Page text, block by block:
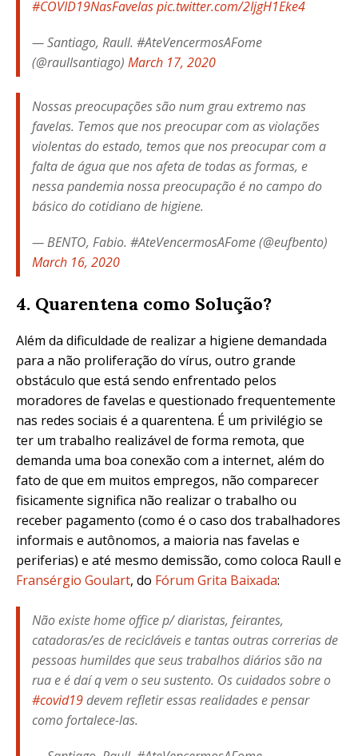
#COVID19NasFavelaspic.twitter.com/2IjgH1Eke4
— Santiago, Raull. #AteVencermosAFome
(@raullsantiago) March 17, 2020
Nossas preocupações são num grau extremo nas
favelas. Temos que nos preocupar com as violações
violentas do estado, temos que nos preocupar com a
falta de água que nos afeta de todas as formas, e
nessa pandemia nossa preocupação é no campo do
básico do cotidiano de higiene.
— BENTO, Fabio. #AteVencermosAFome (@eufbento)
March 16, 2020
4. Quarentena como Solução?
Além da dificuldade de realizar a higiene demandada
para a não proliferação do vírus, outro grande
obstáculo que está sendo enfrentado pelos
moradores de favelas e questionado frequentemente
nas redes sociais é a quarentena. É um privilégio se
ter um trabalho realizável de forma remota, que
demanda uma boa conexão com a internet, além do
fato de que em muitos empregos, não comparecer
fisicamente significa não realizar o trabalho ou
receber pagamento (como é o caso dos trabalhadores
informais e autônomos, a maioria nas favelas e
periferias) e até mesmo demissão, como coloca Raull e
Fransérgio Goulart, do Fórum Grita Baixada:
Não existe home office p/ diaristas, feirantes,
catadoras/es de recicláveis e tantas outras correrias de
pessoas humildes que seus trabalhos diários são na
rua e é daí q vem o seu sustento. Os cuidados sobre o
#covid19devem refletir essas realidades e pensar
como fortalece-las.